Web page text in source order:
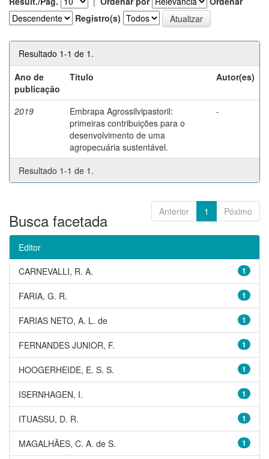
Registro(s)
Resultado 1-1 de 1.
Ano de
publicação
Título Autor(es)
2019
Embrapa Agrossilvipastoril:
primeiras contribuições para o
desenvolvimento de uma
agropecuária sustentável.
-
Resultado 1-1 de 1.
Anterior 1 Póximo
Busca facetada
Editor
1
CARNEVALLI, R. A.
1
FARIA, G. R.
1
FARIAS NETO, A. L. de
1
FERNANDES JUNIOR, F.
1
HOOGERHEIDE, E. S. S.
1
ISERNHAGEN, I.
1
ITUASSU, D. R.
1
MAGALHÃES, C. A. de S.